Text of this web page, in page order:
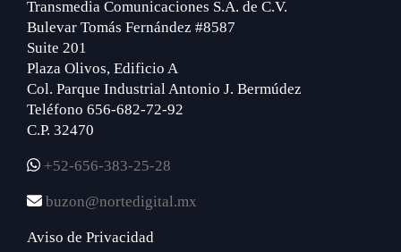
Transmedia Comunicaciones S.A. de C.V.
Bulevar Tomás Fernández #8587
Suite 201
Plaza Olivos, Edificio A
Col. Parque Industrial Antonio J. Bermúdez
Teléfono 656-682-72-92
C.P. 32470
+52-656-383-25-28
buzon@nortedigital.mx
Aviso de Privacidad